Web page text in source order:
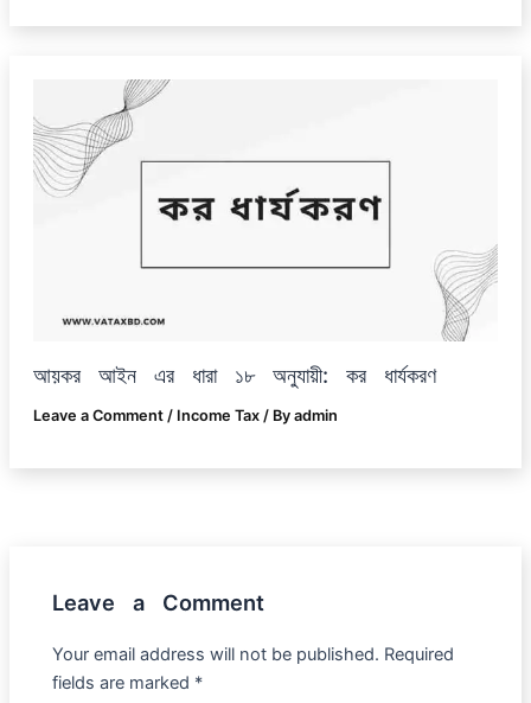
আয়কর আইন এর ধারা ১৮ অনুযায়ী: কর ধার্যকরণ
Leave a Comment / Income Tax/ By admin
Leave a Comment
Your email address will not be published. Required
fields are marked *